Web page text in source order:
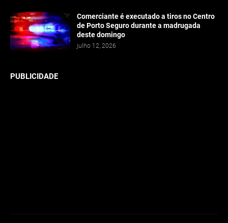
Comerciante é executado a tiros no Centro
de Porto Seguro durante a madrugada
deste domingo
julho 12, 2026
PUBLICIDADE